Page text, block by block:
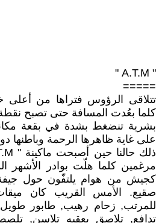
" A.T.M "
=====
تتلاقى الرؤوس فتراها من أعلى
كلما بعُدت المسافة حتى تصبح
بشرية تنضغط بشدة في بقعة
على غاية ظاهرها الرحمة وباطنها
مرغمين كلما هلّت بوادر الأشهر
كجيش من هوام يلتفّون حول جيفة,
صقيع. الأمس القريب كان
للمرتب, زحام رهيب, طابور
تدافع, تلاصق يعقبه تلاسن,